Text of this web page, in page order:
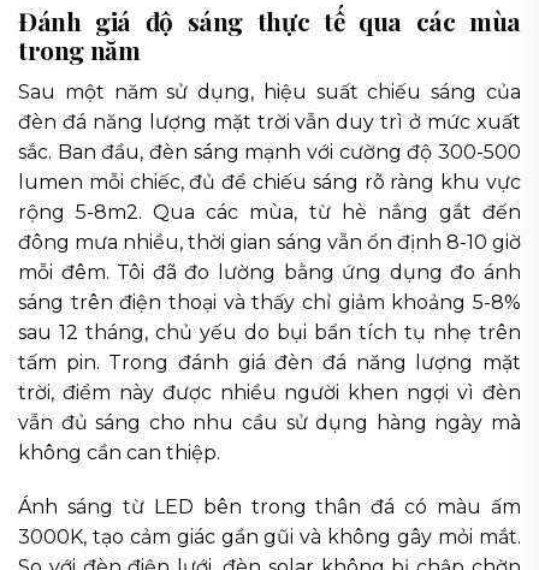
Đánh giá độ sáng thực tế qua các mùa
trong năm
Sau một năm sử dụng, hiệu suất chiếu sáng của
đèn đá năng lượng mặt trời vẫn duy trì ở mức xuất
sắc. Ban đầu, đèn sáng mạnh với cường độ 300-500
lumen mỗi chiếc, đủ để chiếu sáng rõ ràng khu vực
rộng 5-8m2. Qua các mùa, từ hè nắng gắt đến
đông mưa nhiều, thời gian sáng vẫn ổn định 8-10 giờ
mỗi đêm. Tôi đã đo lường bằng ứng dụng đo ánh
sáng trên điện thoại và thấy chỉ giảm khoảng 5-8%
sau 12 tháng, chủ yếu do bụi bẩn tích tụ nhẹ trên
tấm pin. Trong đánh giá đèn đá năng lượng mặt
trời, điểm này được nhiều người khen ngợi vì đèn
vẫn đủ sáng cho nhu cầu sử dụng hàng ngày mà
không cần can thiệp.
Ánh sáng từ LED bên trong thân đá có màu ấm
3000K, tạo cảm giác gần gũi và không gây mỏi mắt.